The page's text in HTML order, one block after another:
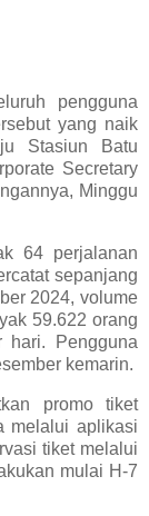
pengguna
yang naik
Stasiun Batu
Secretary
Minggu
64 perjalanan
sepanjang
2024, volume
59.622 orang
hari. Pengguna
kemarin.
promo tiket
melalui aplikasi
tiket melalui
mulai H-7